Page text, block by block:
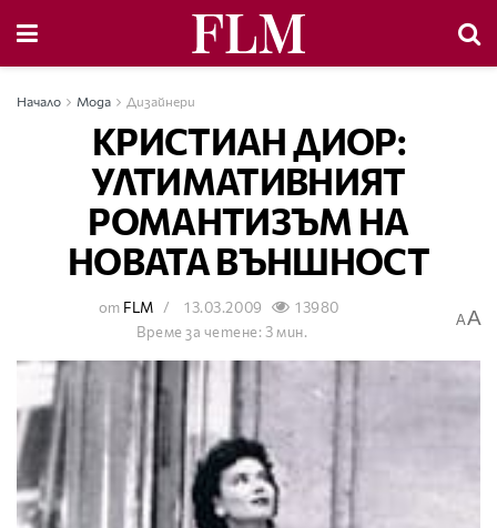
Начало Мода Дизайнери
КРИСТИАН ДИОР:
УЛТИМАТИВНИЯТ
РОМАНТИЗЪМ НА
НОВАТА ВЪНШНОСТ
от FLM 13.03.2009
13980
Време за четене: 3 мин.
AA